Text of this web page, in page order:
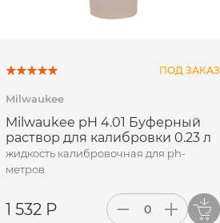
ПОД ЗАКАЗ
Milwaukee
Milwaukee pH 4.01 Буферный
раствор для калибровки 0.23 л
жидкость калибровочная для ph-
метров
1 532 Р